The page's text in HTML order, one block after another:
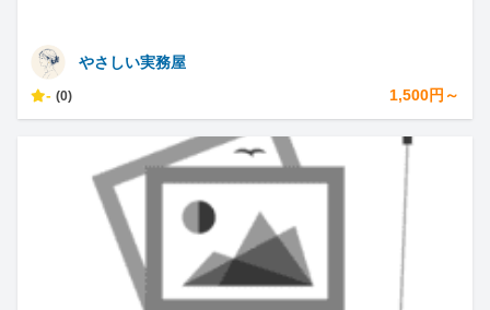
やさしい実務屋
- (0) 1,500円～